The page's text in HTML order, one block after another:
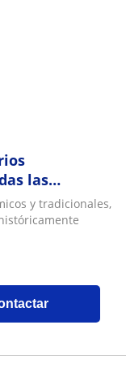
las
y tradicionales,